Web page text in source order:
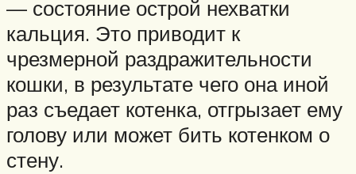
— состояние острой нехватки
кальция. Это приводит к
чрезмерной раздражительности
кошки, в результате чего она иной
раз съедает котенка, отгрызает ему
голову или может бить котенком о
стену.